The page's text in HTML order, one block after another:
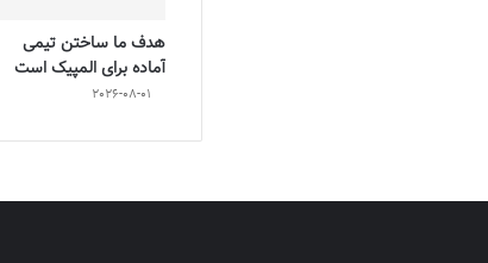
هدف ما ساختن تیمی
آماده برای المپیک است
2026-08-01